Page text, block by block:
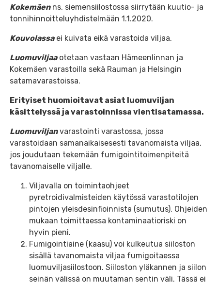
Kokemäenns. siemensiilostossa siirrytään kuutio- ja
tonnihinnoitteluyhdistelmään 1.1.2020.
Kouvolassaei kuivata eikä varastoida viljaa.
Luomuviljaaotetaan vastaan Hämeenlinnan ja
Kokemäen varastoilla sekä Rauman ja Helsingin
satamavarastoissa.
Erityiset huomioitavat asiat luomuviljan
käsittelyssä ja varastoinnissa vientisatamassa.
Luomuviljanvarastointi varastossa, jossa
varastoidaan samanaikaisesesti tavanomaista viljaa,
jos joudutaan tekemään fumigointitoimenpiteitä
tavanomaiselle viljalle.
Viljavalla on toimintaohjeet
pyretroidivalmisteiden käytössä varastotilojen
pintojen yleisdesinfioinnista (sumutus). Ohjeiden
mukaan toimittaessa kontaminaatioriski on
hyvin pieni.
Fumigointiaine (kaasu) voi kulkeutua siiloston
sisällä tavanomaista viljaa fumigoitaessa
luomuviljasiilostoon. Siiloston yläkannen ja siilon
seinän välissä on muutaman sentin väli. Tässä ei